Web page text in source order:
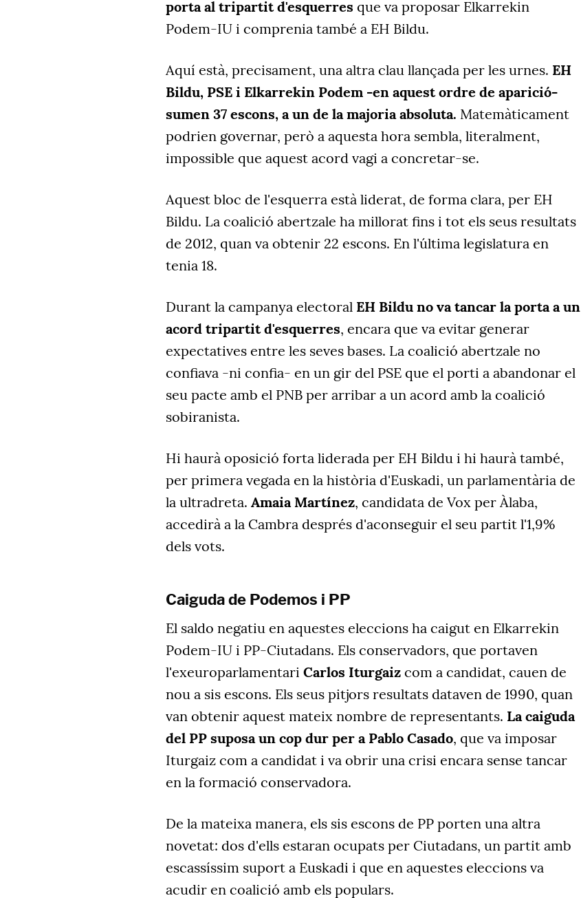
porta al tripartit d'esquerres que va proposar Elkarrekin
Podem-IU i comprenia també a EH Bildu.
Aquí està, precisament, una altra clau llançada per les urnes. EH
Bildu, PSE i Elkarrekin Podem -en aquest ordre de aparició-
sumen 37 escons, a un de la majoria absoluta. Matemàticament
podrien governar, però a aquesta hora sembla, literalment,
impossible que aquest acord vagi a concretar-se.
Aquest bloc de l'esquerra està liderat, de forma clara, per EH
Bildu. La coalició abertzale ha millorat fins i tot els seus resultats
de 2012, quan va obtenir 22 escons. En l'última legislatura en
tenia 18.
Durant la campanya electoral EH Bildu no va tancar la porta a un
acord tripartit d'esquerres, encara que va evitar generar
expectatives entre les seves bases. La coalició abertzale no
confiava -ni confia- en un gir del PSE que el porti a abandonar el
seu pacte amb el PNB per arribar a un acord amb la coalició
sobiranista.
Hi haurà oposició forta liderada per EH Bildu i hi haurà també,
per primera vegada en la història d'Euskadi, un parlamentària de
la ultradreta. Amaia Martínez, candidata de Vox per Àlaba,
accedirà a la Cambra després d'aconseguir el seu partit l'1,9%
dels vots.
Caiguda de Podemos i PP
El saldo negatiu en aquestes eleccions ha caigut en Elkarrekin
Podem-IU i PP-Ciutadans. Els conservadors, que portaven
l'exeuroparlamentari Carlos Iturgaiz com a candidat, cauen de
nou a sis escons. Els seus pitjors resultats dataven de 1990, quan
van obtenir aquest mateix nombre de representants. La caiguda
del PP suposa un cop dur per a Pablo Casado, que va imposar
Iturgaiz com a candidat i va obrir una crisi encara sense tancar
en la formació conservadora.
De la mateixa manera, els sis escons de PP porten una altra
novetat: dos d'ells estaran ocupats per Ciutadans, un partit amb
escassíssim suport a Euskadi i que en aquestes eleccions va
acudir en coalició amb els populars.